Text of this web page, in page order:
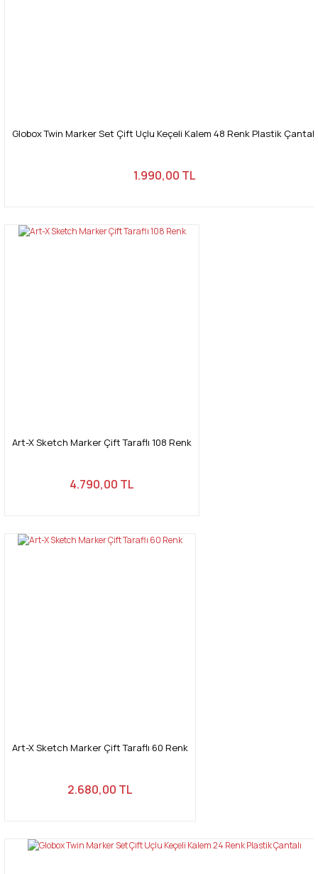
Globox Twin Marker Set Çift Uçlu Keçeli Kalem 48 Renk Plastik Çantalı
1.990,00 TL
Art-X Sketch Marker Çift Taraflı 108 Renk
4.790,00 TL
Art-X Sketch Marker Çift Taraflı 60 Renk
2.680,00 TL